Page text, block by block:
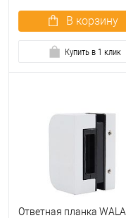
В корзину
Купить в 1 клик
Ответная планка WALA